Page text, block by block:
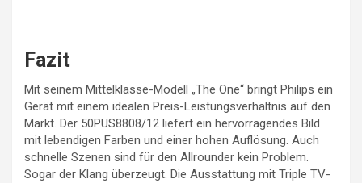
Fazit
Mit seinem Mittelklasse-Modell „The One“ bringt Philips ein
Gerät mit einem idealen Preis-Leistungsverhältnis auf den
Markt. Der 50PUS8808/12 liefert ein hervorragendes Bild
mit lebendigen Farben und einer hohen Auflösung. Auch
schnelle Szenen sind für den Allrounder kein Problem.
Sogar der Klang überzeugt. Die Ausstattung mit Triple TV-